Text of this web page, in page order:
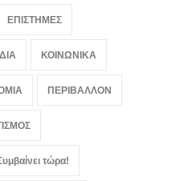
ΕΠΙΣΤΗΜΕΣ
ΚΟΙΝΩΝΙΚΑ
ΠΕΡΙΒΑΛΛΟΝ
τώρα!